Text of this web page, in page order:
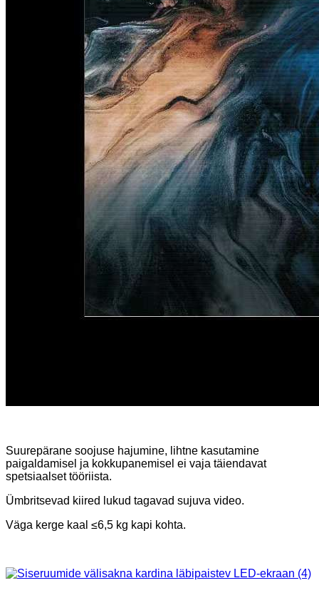
Suurepärane soojuse hajumine, lihtne kasutamine
paigaldamisel ja kokkupanemisel ei vaja täiendavat
spetsiaalset tööriista.
Ümbritsevad kiired lukud tagavad sujuva video.
Väga kerge kaal ≤6,5 kg kapi kohta.